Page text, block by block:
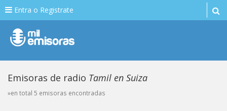
Entra o Registrate
Emisoras de radio Tamil en Suiza
»en total 5 emisoras encontradas